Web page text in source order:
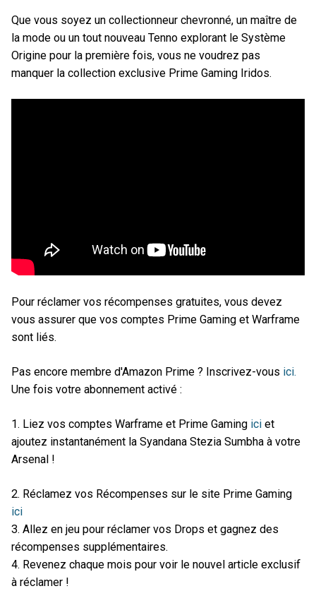
Que vous soyez un collectionneur chevronné, un maître de
la mode ou un tout nouveau Tenno explorant le Système
Origine pour la première fois, vous ne voudrez pas
manquer la collection exclusive Prime Gaming Iridos.
Pour réclamer vos récompenses gratuites, vous devez
vous assurer que vos comptes Prime Gaming et Warframe
sont liés.
Pas encore membre d'Amazon Prime ? Inscrivez-vous ici.
Une fois votre abonnement activé :
1. Liez vos comptes Warframe et Prime Gaming ici et
ajoutez instantanément la Syandana Stezia Sumbha à votre
Arsenal !
2. Réclamez vos Récompenses sur le site Prime Gaming
ici
3. Allez en jeu pour réclamer vos Drops et gagnez des
récompenses supplémentaires.
4. Revenez chaque mois pour voir le nouvel article exclusif
à réclamer !